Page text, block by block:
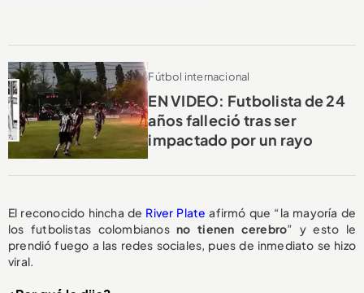
Fútbol internacional
EN VIDEO: Futbolista de 24
años falleció tras ser
impactado por un rayo
El reconocido hincha de River Plate afirmó que “la mayoría de
los futbolistas colombianosno tienen cerebro” y esto le
prendió fuego a las redes sociales, pues de inmediato se hizo
viral.